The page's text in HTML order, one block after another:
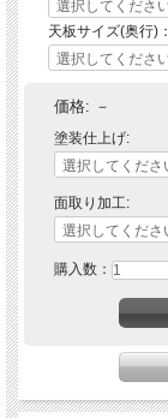
天板サイズ(奥行)：
価格: －
塗装仕上げ:
面取り加工:
購入数：